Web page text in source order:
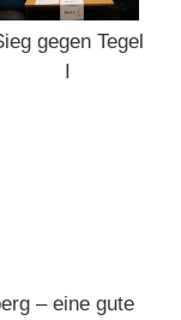
gegen Tegel
– eine gute